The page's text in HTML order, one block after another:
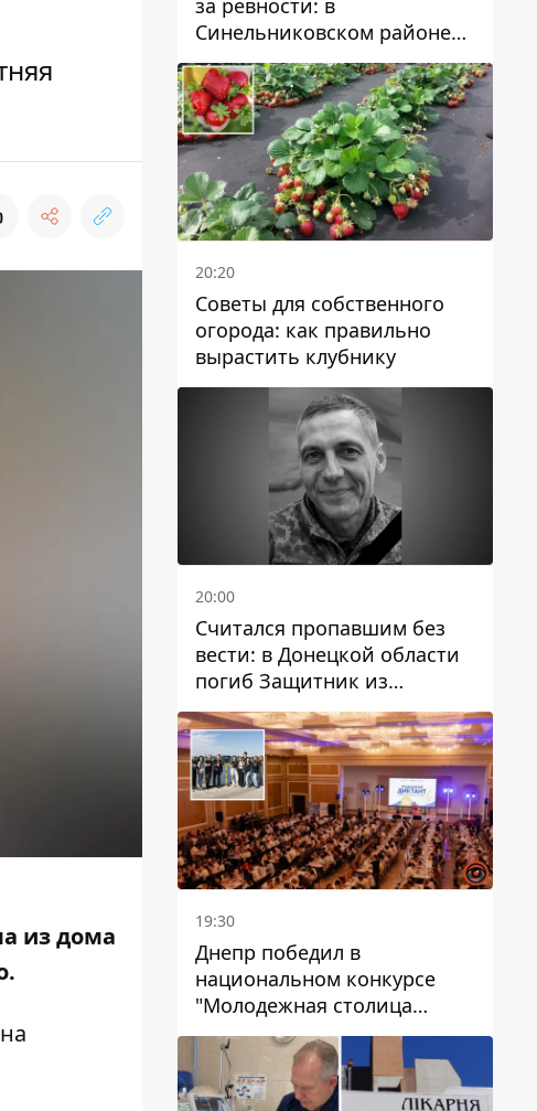
из дома
.
за ревности: в
Синельниковском районе
задержали 49-летнего
мужчину за убийство
20:20
Советы для собственного
огорода: как правильно
вырастить клубнику
20:00
Считался пропавшим без
вести: в Донецкой области
погиб Защитник из
Каменского Антон
Красовский
19:30
Днепр победил в
национальном конкурсе
"Молодежная столица
Украины – 2026"